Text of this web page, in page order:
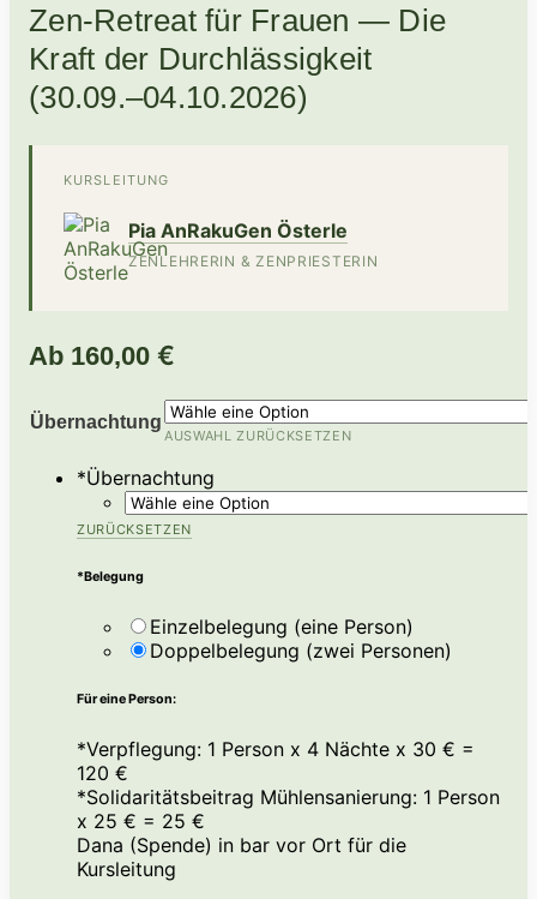
Zen-Retreat für Frauen — Die
Kraft der Durchlässigkeit
(30.09.–04.10.2026)
KURSLEITUNG
Pia AnRakuGen Österle
ZENLEHRERIN & ZENPRIESTERIN
Ab 160,00 €
Übernachtung
AUSWAHL ZURÜCKSETZEN
*Übernachtung
ZURÜCKSETZEN
*Belegung
Einzelbelegung (eine Person)
Doppelbelegung (zwei Personen)
Für eine Person:
*Verpflegung: 1 Person x 4 Nächte x 30 € =
120 €
*Solidaritätsbeitrag Mühlensanierung: 1 Person
x 25 € = 25 €
Dana (Spende) in bar vor Ort für die
Kursleitung